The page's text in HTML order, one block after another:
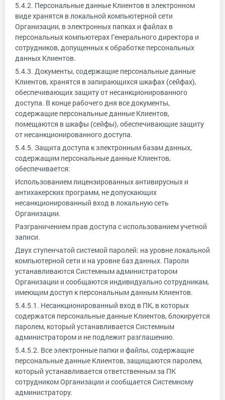
5.4.2. Персональные данные Клиентов в электронном
виде хранятся в локальной компьютерной сети
Организации, в электронных папках и файлах в
персональных компьютерах Генерального директора и
сотрудников, допущенных к обработке персональных
данных Клиентов.
5.4.3. Документы, содержащие персональные данные
Клиентов, хранятся в запирающихся шкафах (сейфах),
обеспечивающих защиту от несанкционированного
доступа. В конце рабочего дня все документы,
содержащие персональные данные Клиентов,
помещаются в шкафы (сейфы), обеспечивающие защиту
от несанкционированного доступа.
5.4.5. Защита доступа к электронным базам данных,
содержащим персональные данные Клиентов,
обеспечивается:
Использованием лицензированных антивирусных и
антихакерских программ, не допускающих
несанкционированный вход в локальную сеть
Организации.
Разграничением прав доступа с использованием учетной
записи.
Двух ступенчатой системой паролей: на уровне локальной
компьютерной сети и на уровне баз данных. Пароли
устанавливаются Системным администратором
Организации и сообщаются индивидуально сотрудникам,
имеющим доступ к персональным данным Клиентов.
5.4.5.1. Несанкционированный вход в ПК, в которых
содержатся персональные данные Клиентов, блокируется
паролем, который устанавливается Системным
администратором и не подлежит разглашению.
5.4.5.2. Все электронные папки и файлы, содержащие
персональные данные Клиентов, защищаются паролем,
который устанавливается ответственным за ПК
сотрудником Организации и сообщается Системному
администратору.